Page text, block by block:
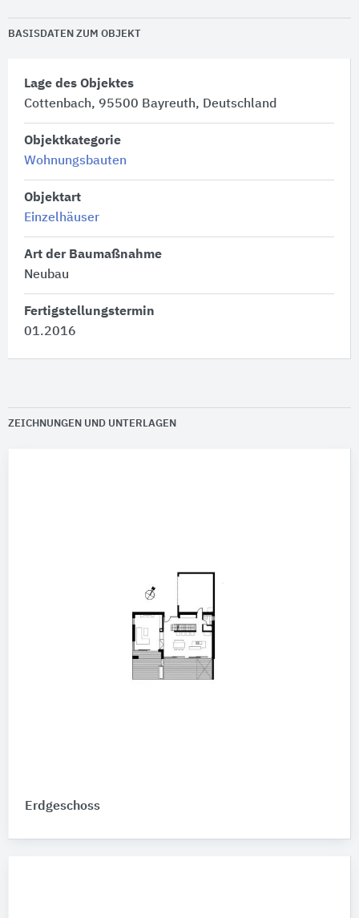
BASISDATEN ZUM OBJEKT
Lage des Objektes
Cottenbach, 95500 Bayreuth, Deutschland
Objektkategorie
Wohnungsbauten
Objektart
Einzelhäuser
Art der Baumaßnahme
Neubau
Fertigstellungstermin
01.2016
ZEICHNUNGEN UND UNTERLAGEN
Erdgeschoss